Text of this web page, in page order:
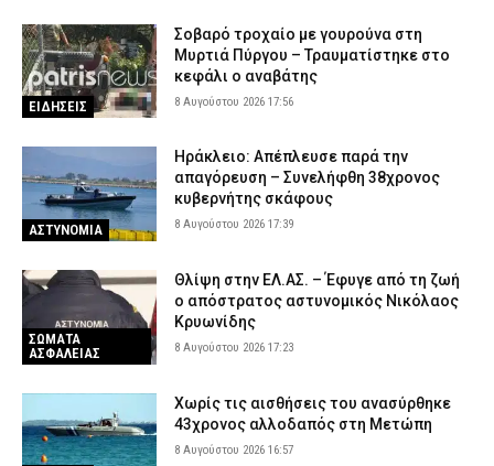
ΕΙΔΗΣΕΙΣ
Σοβαρό τροχαίο με γουρούνα στη
Μυρτιά Πύργου – Τραυματίστηκε στο
κεφάλι ο αναβάτης
8 Αυγούστου 2026 17:56
ΑΣΤΥΝΟΜΙΑ
Ηράκλειο: Απέπλευσε παρά την
απαγόρευση – Συνελήφθη 38χρονος
κυβερνήτης σκάφους
8 Αυγούστου 2026 17:39
ΣΩΜΑΤΑ
ΑΣΦΑΛΕΙΑΣ
Θλίψη στην ΕΛ.ΑΣ. – Έφυγε από τη ζωή
ο απόστρατος αστυνομικός Νικόλαος
Κρυωνίδης
8 Αυγούστου 2026 17:23
Χωρίς τις αισθήσεις του ανασύρθηκε
43χρονος αλλοδαπός στη Μετώπη
8 Αυγούστου 2026 16:57